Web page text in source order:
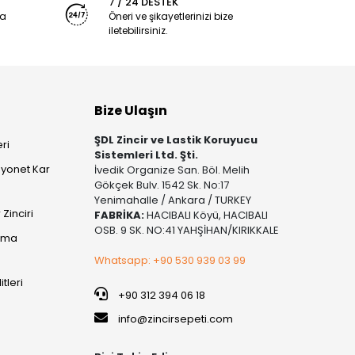
Öneri ve şikayetlerinizi bize
iletebilirsiniz.
Kar
Bize Ulaşın
ŞDL Zincir ve Lastik Koruyucu
Sistemleri Ltd. Şti.
İvedik Organize San. Böl. Melih
Gökçek Bulv. 1542 Sk. No:17
Yenimahalle / Ankara / TURKEY
FABRİKA:HACIBALI Köyü, HACIBALI
OSB. 9 SK. NO:41 YAHŞİHAN/KIRIKKALE
Whatsapp: +90 530 939 03 99
+90 312 394 06 18
info@zincirsepeti.com